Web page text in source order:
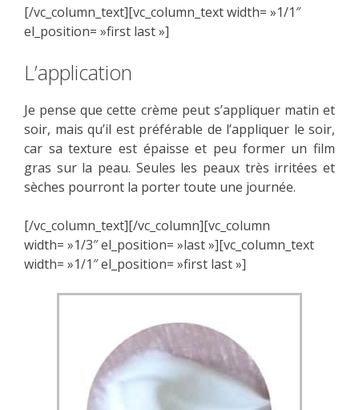
[/vc_column_text][vc_column_text width= »1/1″
el_position= »first last »]
L’application
Je pense que cette crème peut s’appliquer matin et
soir, mais qu’il est préférable de l’appliquer le soir,
car sa texture est épaisse et peu former un film
gras sur la peau. Seules les peaux très irritées et
sèches pourront la porter toute une journée.
[/vc_column_text][/vc_column][vc_column
width= »1/3″ el_position= »last »][vc_column_text
width= »1/1″ el_position= »first last »]